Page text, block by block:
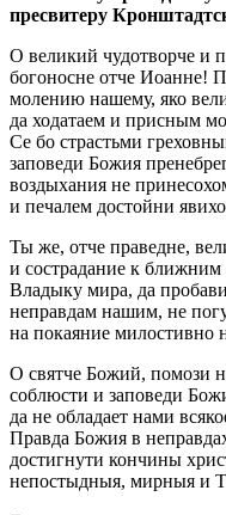
пресвитеру
О великий чудотворче и
богоносне отче Иоанне!
молению нашему, яко
да ходатаем и присным
Се бо страстьми
заповеди Божия
воздыхания не
и печалем достойни
Ты же, отче праведне,
и сострадание к
Владыку мира, да
неправдам нашим, не
на покаяние милостивно
О святче Божий, помози
соблюсти и заповеди
да не обладает нами
Правда Божия в
достигнути кончины
непостыдныя, мирныя и